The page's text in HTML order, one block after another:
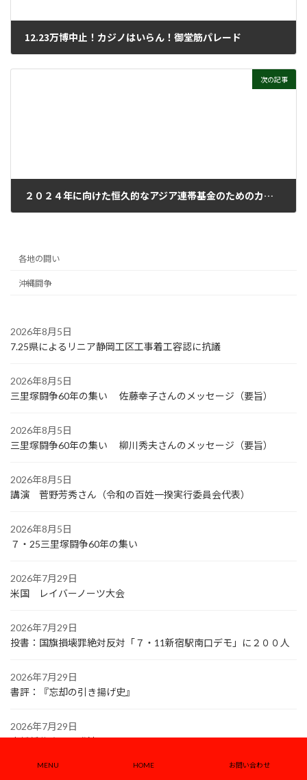
12.23万博中止！カジノはいらん！御堂筋パレード
次の記事
２０２４年に向けた恒久的なアジア連帯基金のためのカンパの呼びかけ
各地の闘い
沖縄闘争
2026年8月5日
7.25県によるリニア静岡工区工事着工容認に抗議
2026年8月5日
三里塚闘争60年の集い 佐藤幸子さんのメッセージ（要旨）
2026年8月5日
三里塚闘争60年の集い 柳川秀夫さんのメッセージ（要旨）
2026年8月5日
講演 菅野芳秀さん（令和の百姓一揆実行委員会代表）
2026年8月5日
７・25三里塚闘争60年の集い
2026年7月29日
米国 レイバーノーツ大会
2026年7月29日
投書：国旗損壊罪絶対反対「７・11新宿駅南口デモ」に２００人
2026年7月29日
書評：『忘却の引き揚げ史』
2026年7月29日
高橋哲哉さんの講演から
MENU HOME お問い合わせ